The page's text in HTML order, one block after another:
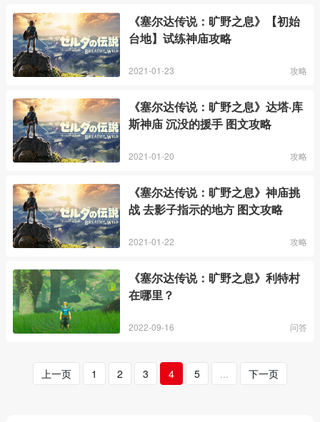
《塞尔达传说：旷野之息》【初始
台地】试练神庙攻略
2021-01-23 攻略
《塞尔达传说：旷野之息》达塔·库
斯神庙 沉没的援手 图文攻略
2021-01-20 攻略
《塞尔达传说：旷野之息》神庙挑
战 去影子指示的地方 图文攻略
2021-01-22 攻略
《塞尔达传说：旷野之息》利特村
在哪里？
2022-09-16 问答
上一页 1 2 3 4 5 ... 下一页